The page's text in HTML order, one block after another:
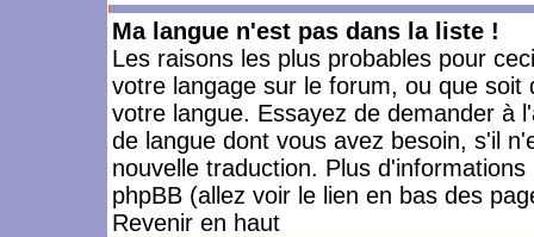
Ma langue n'est pas dans la liste !
Les raisons les plus probables pour
votre langage sur le forum, ou que
votre langue. Essayez de demander à
de langue dont vous avez besoin, s'il
nouvelle traduction. Plus
phpBB (allez voir le lien en bas des
Revenir en haut